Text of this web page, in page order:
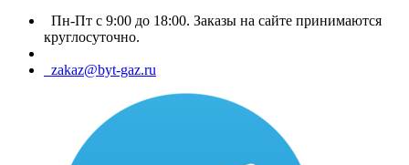
Пн-Пт с 9:00 до 18:00. Заказы на сайте принимаются
круглосуточно.
zakaz@byt-gaz.ru